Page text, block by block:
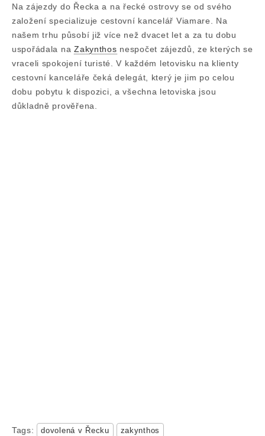
Na zájezdy do Řecka a na řecké ostrovy se od svého
založení specializuje cestovní kancelář Viamare. Na
našem trhu působí již více než dvacet let a za tu dobu
uspořádala naZakynthos nespočet zájezdů, ze kterých se
vraceli spokojení turisté. V každém letovisku na klienty
cestovní kanceláře čeká delegát, který je jim po celou
dobu pobytu k dispozici, a všechna letoviska jsou
důkladně prověřena.
Tags: dovolená v Řecku zakynthos